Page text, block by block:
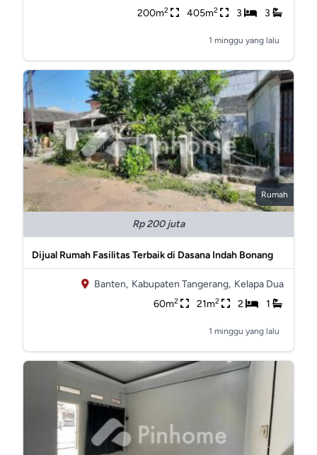
200m2 405m2 3 3
1 minggu yang lalu
Rumah
Rp 200 juta
Dijual Rumah Fasilitas Terbaik di Dasana Indah Bonang
Banten, Kabupaten Tangerang, Kelapa Dua
60m2 21m2 2 1
1 minggu yang lalu